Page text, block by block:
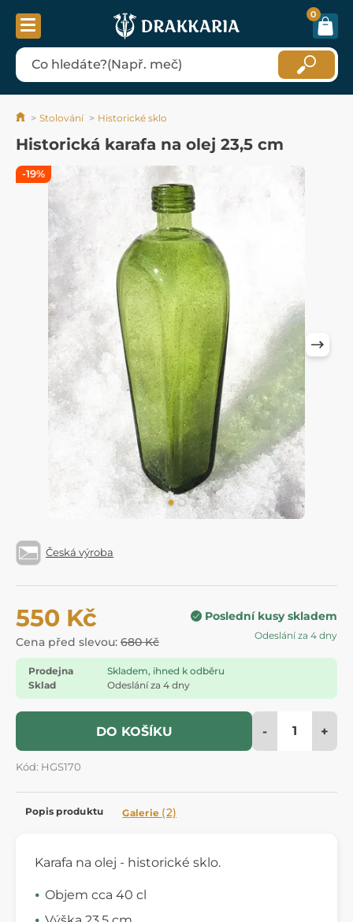
0
Stolování Historické sklo
Historická karafa na olej 23,5 cm
Česká výroba
550 Kč
Cena před slevou: 680 Kč
Poslední kusy skladem
Odeslání za 4 dny
Prodejna
Skladem, ihned k odběru
Sklad
Odeslání za 4 dny
DO KOŠÍKU - +
Kód: HGS170
-19%
Popis produktu Galerie (2)
Karafa na olej - historické sklo.
Objem cca 40 cl